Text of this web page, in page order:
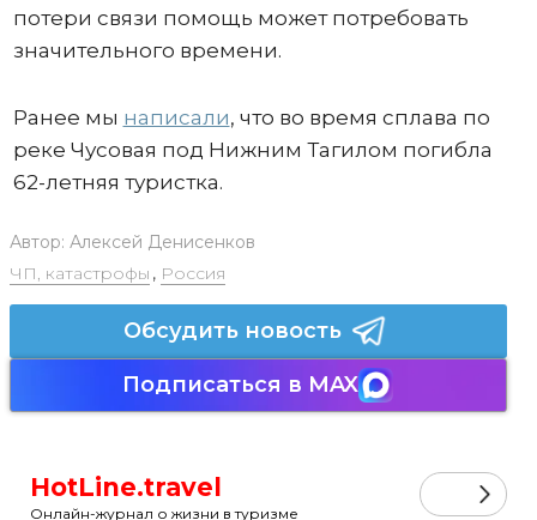
потери связи помощь может потребовать
значительного времени.
Ранее мы написали, что во время сплава по
реке Чусовая под Нижним Тагилом погибла
62-летняя туристка.
Автор: Алексей Денисенков
ЧП, катастрофы , Россия
Обсудить новость
Подписаться в MAX
HotLine.travel
Онлайн-журнал о жизни в туризме